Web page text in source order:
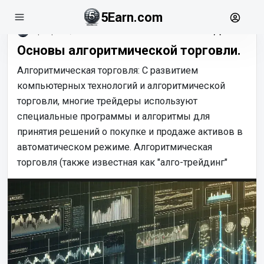
5Earn.com
Основы алгоритмической торговли.
Алгоритмическая торговля: С развитием
компьютерных технологий и алгоритмической
торговли, многие трейдеры используют
специальные программы и алгоритмы для
принятия решений о покупке и продаже активов в
автоматическом режиме. Алгоритмическая
торговля (также известная как "алго-трейдинг"